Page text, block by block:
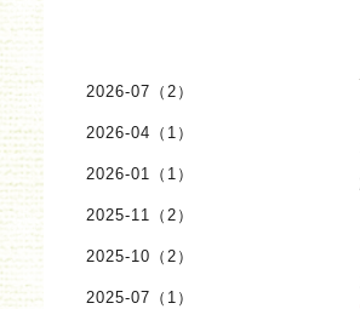
2026-07（2）
2026-04（1）
2026-01（1）
2025-11（2）
2025-10（2）
2025-07（1）